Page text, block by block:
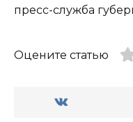
пресс-служба
Оцените статью